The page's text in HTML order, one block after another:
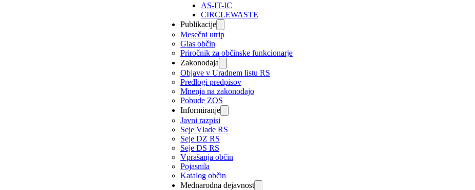
AS-IT-IC
CIRCLEWASTE
Publikacije
Mesečni utrip
Glas občin
Priročnik za občinske funkcionarje
Zakonodaja
Objave v Uradnem listu RS
Predlogi predpisov
Mnenja na zakonodajo
Pobude ZOS
Informiranje
Javni razpisi
Seje Vlade RS
Seje DZ RS
Seje DS RS
Vprašanja občin
Pojasnila
Katalog občin
Mednarodna dejavnost